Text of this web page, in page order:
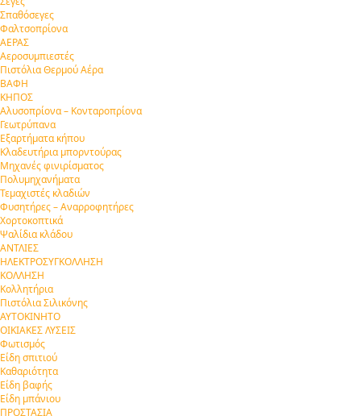
Σπαθόσεγες
Φαλτσοπρίονα
ΑΕΡΑΣ
Αεροσυμπιεστές
Πιστόλια Θερμού Αέρα
ΒΑΦΗ
ΚΗΠΟΣ
Αλυσοπρίονα – Κονταροπρίονα
Γεωτρύπανα
Εξαρτήματα κήπου
Κλαδευτήρια μπορντούρας
Μηχανές φινιρίσματος
Πολυμηχανήματα
Τεμαχιστές κλαδιών
Φυσητήρες – Αναρροφητήρες
Χορτοκοπτικά
Ψαλίδια κλάδου
ΑΝΤΛΙΕΣ
ΗΛΕΚΤΡΟΣΥΓΚΟΛΛΗΣΗ
ΚΟΛΛΗΣΗ
Κολλητήρια
Πιστόλια Σιλικόνης
ΑΥΤΟΚΙΝΗΤΟ
ΟΙΚΙΑΚΕΣ ΛΥΣΕΙΣ
Φωτισμός
Είδη σπιτιού
Καθαριότητα
Είδη βαφής
Είδη μπάνιου
ΠΡΟΣΤΑΣΙΑ